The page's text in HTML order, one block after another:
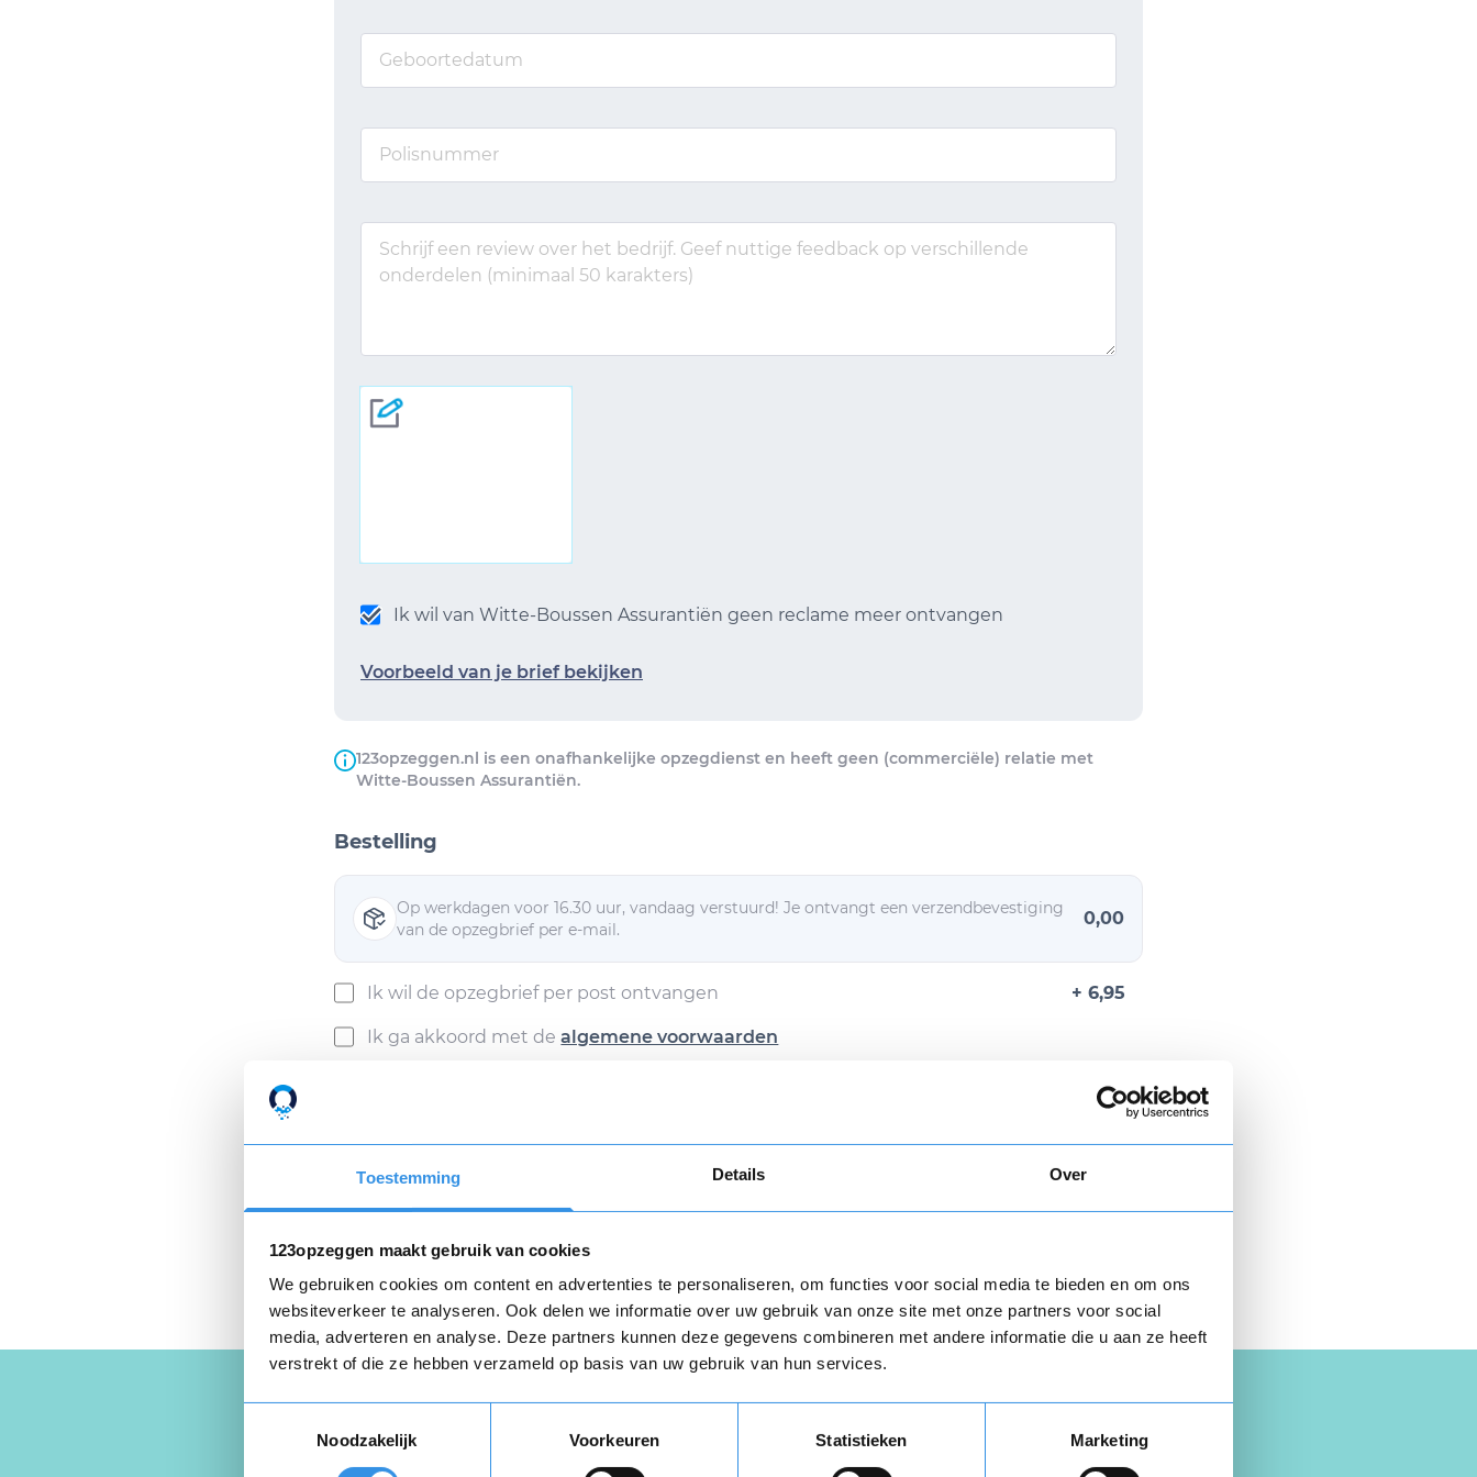
Toestemming Details Over
123opzeggen maakt gebruik van cookies
We gebruiken cookies om content en advertenties te personaliseren, om functies voor social media te bieden en om ons
websiteverkeer te analyseren. Ook delen we informatie over uw gebruik van onze site met onze partners voor social
media, adverteren en analyse. Deze partners kunnen deze gegevens combineren met andere informatie die u aan ze heeft
verstrekt of die ze hebben verzameld op basis van uw gebruik van hun services.
Noodzakelijk
Voorkeuren Statistieken Marketing
Ik wil van Witte-Boussen Assurantiën geen reclame meer ontvangen
Voorbeeld van je brief bekijken
123opzeggen.nl is een onafhankelijke opzegdienst en heeft geen (commerciële) relatie met
Witte-Boussen Assurantiën.
Bestelling
Op werkdagen voor 16.30 uur, vandaag verstuurd! Je ontvangt een verzendbevestiging
van de opzegbrief per e-mail.
0,00
Ik wil de opzegbrief per post ontvangen + 6,95
Ik ga akkoord met dealgemene voorwaarden
Privacyverklaring zijn van toepassing.